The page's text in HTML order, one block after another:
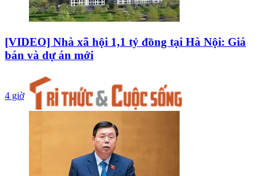
[VIDEO] Nhà xã hội 1,1 tỷ đồng tại Hà Nội: Giá
bán và dự án mới
4 giờ